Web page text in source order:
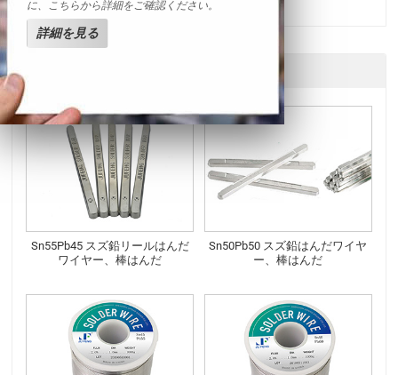
Sn55Pb45 スズ鉛リールはんだ
ワイヤー、棒はんだ
Sn50Pb50 スズ鉛はんだワイヤ
ー、棒はんだ
に、こちらから詳細をご確認ください。
詳細を見る